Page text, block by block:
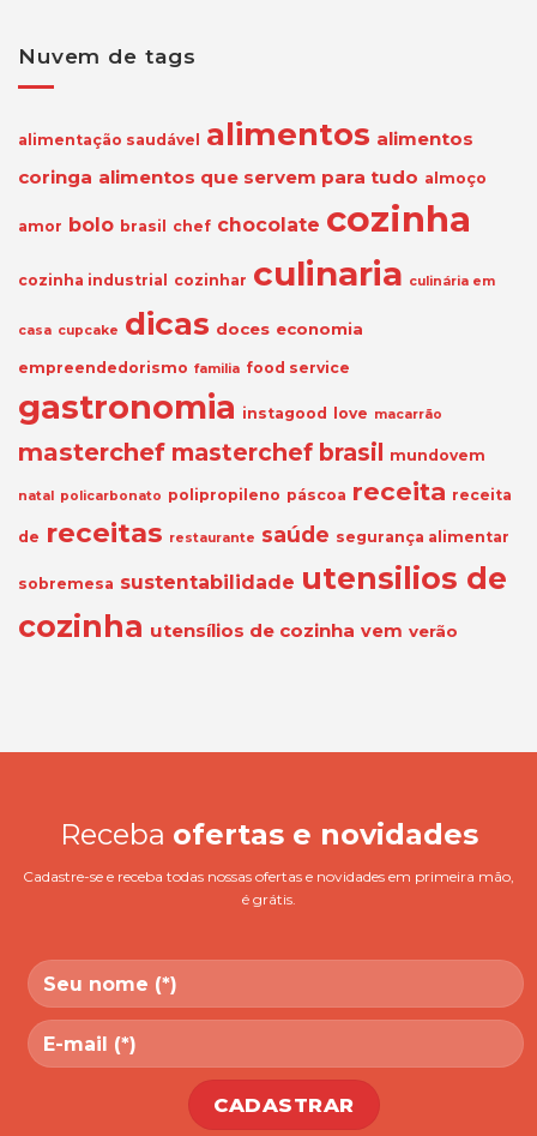
Nuvem de tags
alimentação saudável alimentos alimentos
coringa alimentos que servem para tudo almoço
amor bolo brasil chef chocolate cozinha
cozinha industrial cozinhar culinaria culinária em
casa cupcake dicas doces economia
empreendedorismo familia food service
gastronomia instagood love macarrão
masterchef masterchef brasil mundovem
natal policarbonato polipropileno páscoa receita receita
de receitas restaurante saúde segurança alimentar
sobremesa sustentabilidade utensilios de
cozinha utensílios de cozinha vem verão
Receba ofertas e novidades
Cadastre-se e receba todas nossas ofertas e novidades em primeira mão,
é grátis.